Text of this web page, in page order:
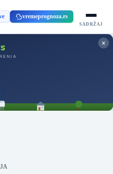
vremeprognoza.rs
SADRŽAJ
×